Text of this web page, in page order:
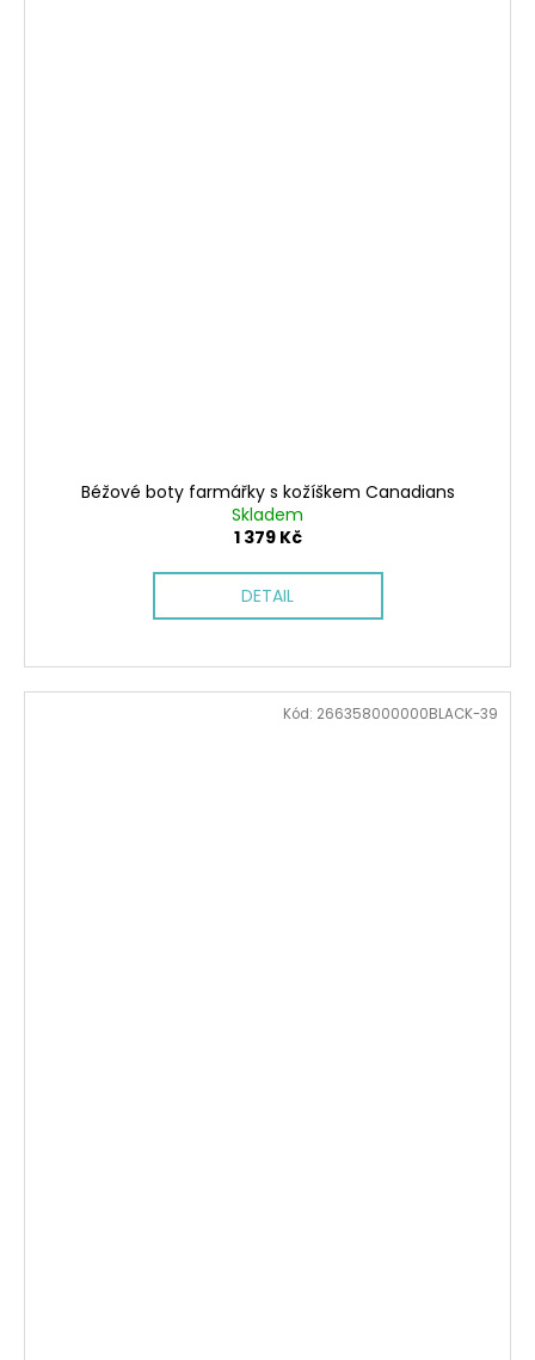
Béžové boty farmářky s kožíškem Canadians
Skladem
1 379 Kč
DETAIL
Kód: 266358000000BLACK-39